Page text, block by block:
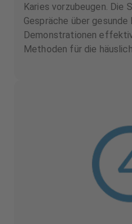
Karies vorzubeugen. Die
Gespräche über
Demonstrationen
Methoden für die